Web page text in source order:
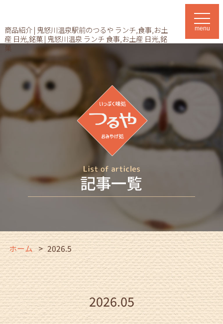
t
o
g
g
e
a
v
i
menu
商品紹介 | 鬼怒川温泉駅前のつるや ランチ,食事,お土
産 日光,銘菓 | 鬼怒川温泉 ランチ 食事,お土産 日光,銘
菓
ホーム 2026.5
2026.05